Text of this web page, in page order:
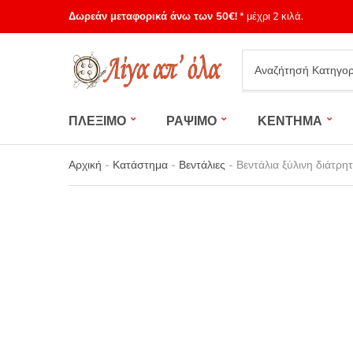
Δωρεάν μεταφορικά άνω των 50€!* μέχρι 2 κιλά.
Category
name
ΠΛΕΞΙΜΟ ΡΑΨΙΜΟ ΚΕΝΤΗΜΑ
Αρχική - Κατάστημα - Βεντάλιες - Βεντάλια ξύλινη